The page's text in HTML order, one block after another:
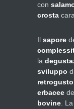
con
crosta
Il sapore
la
sviluppo
retrogusto
erbacee
bovine . La